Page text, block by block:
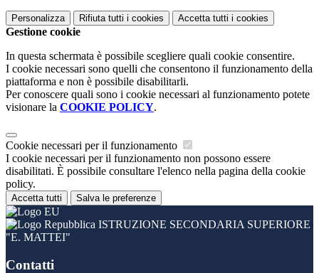
Personalizza Rifiuta tutti i cookies Accetta tutti i cookies
Gestione cookie
In questa schermata è possibile scegliere quali cookie consentire.
I cookie necessari sono quelli che consentono il funzionamento della
piattaforma e non è possibile disabilitarli.
Per conoscere quali sono i cookie necessari al funzionamento potete
visionare la COOKIE POLICY.
Cookie necessari per il funzionamento
I cookie necessari per il funzionamento non possono essere
disabilitati. È possibile consultare l'elenco nella pagina della cookie
policy.
Accetta tutti Salva le preferenze
ISTRUZIONE SECONDARIA SUPERIORE
"E. MATTEI"
Contatti